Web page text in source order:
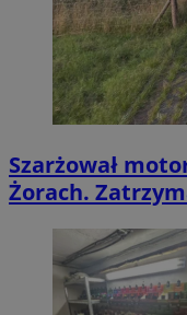
Szarżował
Żorach.